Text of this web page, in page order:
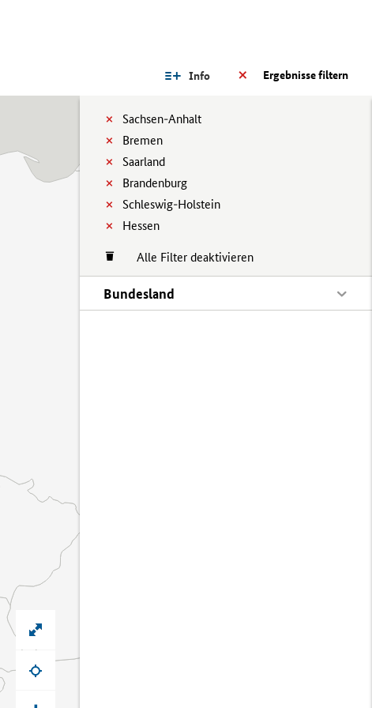
Ergebnisse filtern
Info
Sachsen-Anhalt
Bremen
Saarland
Brandenburg
Schleswig-Holstein
Hessen
Alle Filter deaktivieren
Bundesland